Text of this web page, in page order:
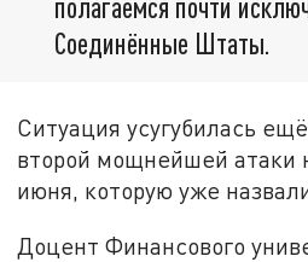
Соединённые Штаты.
Ситуация усугубилась
второй мощнейшей атаки
июня, которую уже
Доцент Финансового